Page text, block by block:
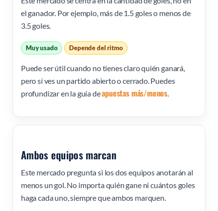
el ganador. Por ejemplo, más de 1.5 goles o menos de
3.5 goles.
Muy usado Depende del ritmo
Puede ser útil cuando no tienes claro quién ganará,
pero sí ves un partido abierto o cerrado. Puedes
profundizar en la guía deapuestas más/menos.
Ambos equipos marcan
Este mercado pregunta si los dos equipos anotarán al
menos un gol. No importa quién gane ni cuántos goles
haga cada uno, siempre que ambos marquen.